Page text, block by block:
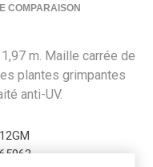
COMPARAISON
m. Maille carrée de
plantes grimpantes
anti-UV.